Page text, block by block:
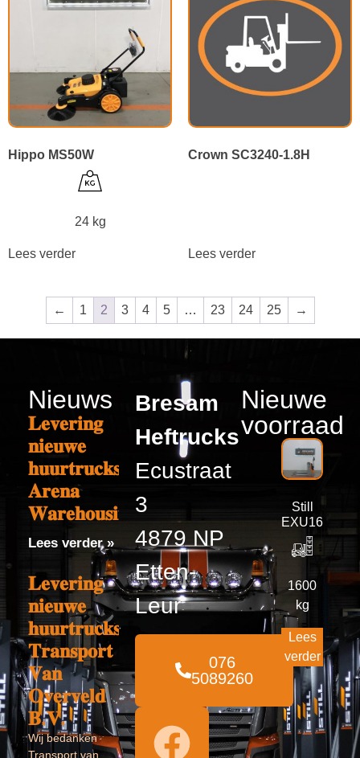
Hippo MS50W
24 kg
Lees verder
Crown SC3240-1.8H
Lees verder
← 1 2 3 4 5 … 23 24 25 →
Nieuws
𝐋𝐞𝐯𝐞𝐫𝐢𝐧𝐠
𝐧𝐢𝐞𝐮𝐰𝐞
𝐡𝐮𝐮𝐫𝐭𝐫𝐮𝐜𝐤𝐬
𝐀𝐫𝐞𝐧𝐚
𝐖𝐚𝐫𝐞𝐡𝐨𝐮𝐬𝐢𝐧𝐠
Lees verder »
𝐋𝐞𝐯𝐞𝐫𝐢𝐧𝐠
𝐧𝐢𝐞𝐮𝐰𝐞
𝐡𝐮𝐮𝐫𝐭𝐫𝐮𝐜𝐤𝐬
𝐓𝐫𝐚𝐧𝐬𝐩𝐨𝐫𝐭
𝐕𝐚𝐧
𝐎𝐯𝐞𝐫𝐯𝐞𝐥𝐝
𝐁.𝐕.
Wij bedanken
Transport van
Bresam
Heftrucks
Ecustraat
3
4879 NP
Etten-
Leur
076
5089260
Nieuwe
voorraad
Still
EXU16
1600
kg
Lees
verder